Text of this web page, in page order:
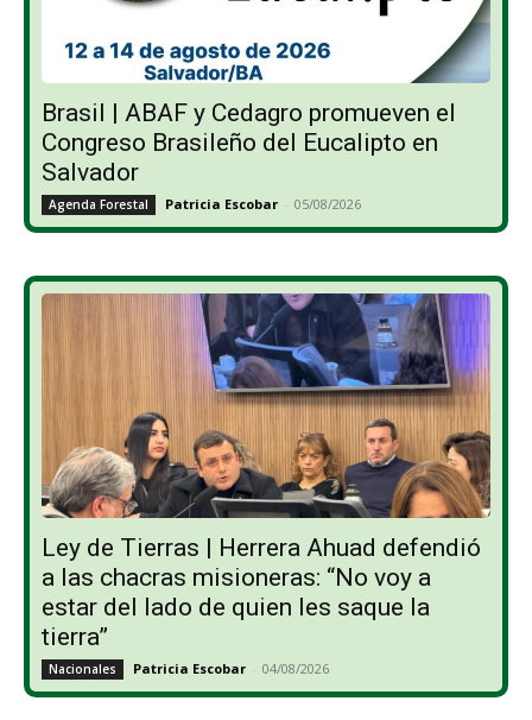
Brasil | ABAF y Cedagro promueven el
Congreso Brasileño del Eucalipto en
Salvador
Agenda Forestal Patricia Escobar - 05/08/2026
Ley de Tierras | Herrera Ahuad defendió
a las chacras misioneras: “No voy a
estar del lado de quien les saque la
tierra”
Nacionales Patricia Escobar - 04/08/2026